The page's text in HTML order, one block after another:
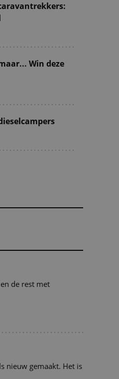
Win deze
de rest met
nieuw gemaakt. Het is